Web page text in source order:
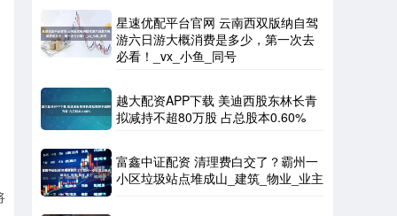
星速优配平台官网 云南西双版纳自驾
游六日游大概消费是多少，第一次去
必看！_vx_小鱼_同号
越大配资APP下载 美迪西股东林长青
拟减持不超80万股 占总股本0.60%
富鑫中证配资 清理费白交了？霸州一
小区垃圾站点堆成山_建筑_物业_业主